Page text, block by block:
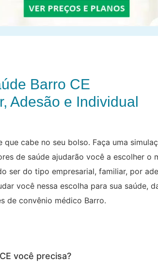
Barro CE
Adesão e Individual
cabe no seu bolso. Faça uma
de saúde ajudarão você a escolher o
ser do tipo empresarial, familiar, por
você nessa escolha para sua saúde,
de convênio médico Barro.
você precisa?